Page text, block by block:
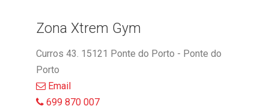
Zona Xtrem Gym
Curros 43. 15121 Ponte do Porto - Ponte do
Porto
Email
699 870 007